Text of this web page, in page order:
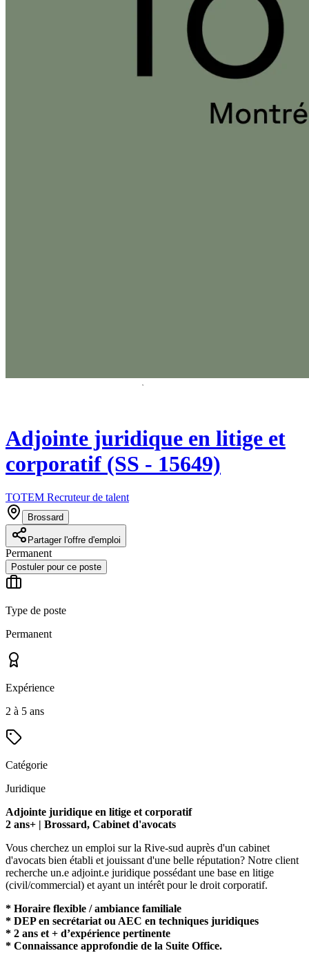
Adjointe juridique en litige et
corporatif (SS - 15649)
TOTEM Recruteur de talent
Brossard
Partager l'offre d'emploi
Permanent
Postuler pour ce poste
Type de poste
Permanent
Expérience
2 à 5 ans
Catégorie
Juridique
Adjointe juridique en litige et corporatif
2 ans+ | Brossard, Cabinet d'avocats
Vous cherchez un emploi sur la Rive-sud auprès d'un cabinet
d'avocats bien établi et jouissant d'une belle réputation? Notre client
recherche un.e adjoint.e juridique possédant une base en litige
(civil/commercial) et ayant un intérêt pour le droit corporatif.
* Horaire flexible / ambiance familiale
* DEP en secrétariat ou AEC en techniques juridiques
* 2 ans et + d’expérience pertinente
* Connaissance approfondie de la Suite Office.